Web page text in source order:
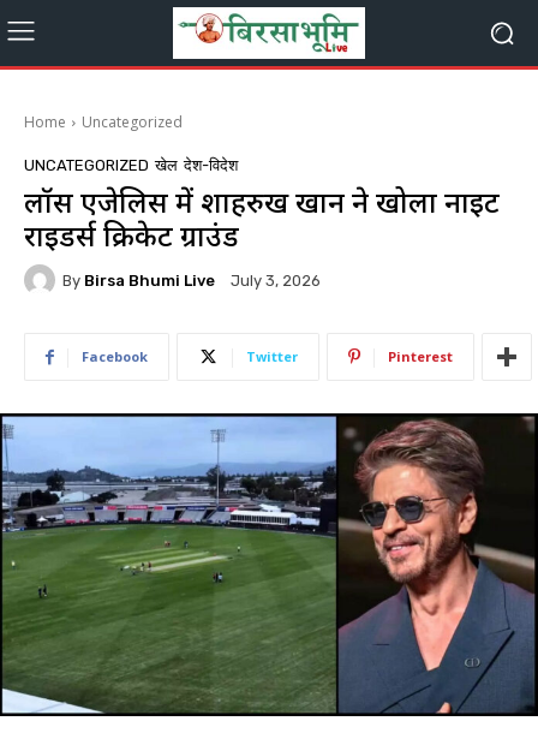
Home Uncategorized
UNCATEGORIZED खेल देश-विदेश
लॉस एंजेलिस में शाहरुख खान ने खोला नाइट
राइडर्स क्रिकेट ग्राउंड
By Birsa Bhumi Live July 3, 2026
Facebook Twitter Pinterest